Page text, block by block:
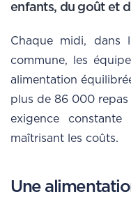
enfants, du goût et
Chaque midi, dans
commune, les
alimentation
plus de 86 000 repas
exigence
maîtrisant les coûts.
Une